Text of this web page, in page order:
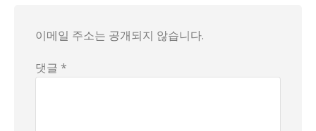
이메일 주소는 공개되지 않습니다.
댓글 *